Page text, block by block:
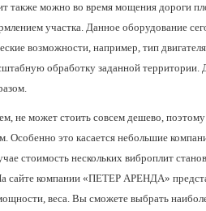
также можно во время мощения дороги
участка. Данное оборудование
возможности, например, тип
обработку заданной территории.
не может стоить совсем дешево,
Особенно это касается небольшие
стоимость нескольких виброплит
сайте компании «ПЕТЕР АРЕНДА»
веса. Вы сможете выбрать